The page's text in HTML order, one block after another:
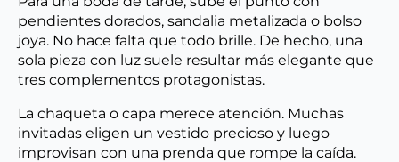
pendientes dorados, sandalia metalizada o bolso
joya. No hace falta que todo brille. De hecho, una
sola pieza con luz suele resultar más elegante que
tres complementos protagonistas.
La chaqueta o capa merece atención. Muchas
invitadas eligen un vestido precioso y luego
improvisan con una prenda que rompe la caída.